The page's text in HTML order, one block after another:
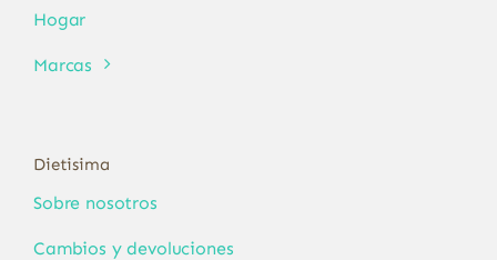
Hogar
Marcas
Dietisima
Sobre nosotros
Cambios y devoluciones